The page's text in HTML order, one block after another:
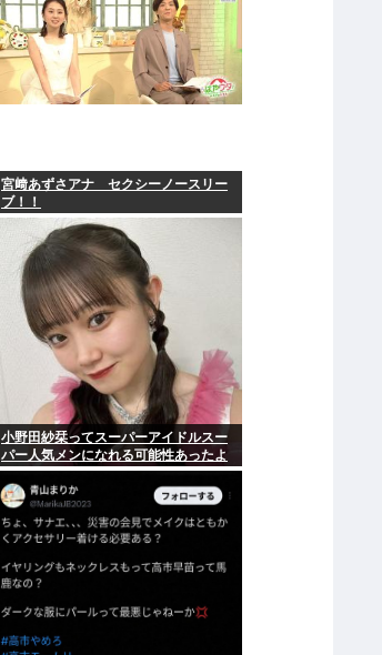
宮﨑あずさアナ セクシーノースリー
ブ！！
小野田紗栞ってスーパーアイドルスー
パー人気メンになれる可能性あったよ
な？